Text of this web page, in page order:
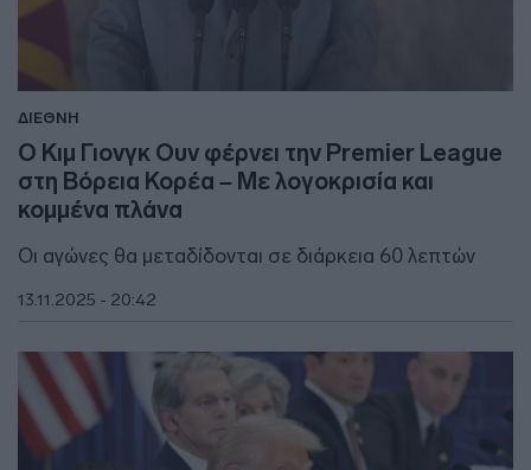
ΔΙΕΘΝΗ
Ο Κιμ Γιονγκ Ουν φέρνει την Premier League
στη Βόρεια Κορέα – Με λογοκρισία και
κομμένα πλάνα
Οι αγώνες θα μεταδίδονται σε διάρκεια 60 λεπτών
13.11.2025 - 20:42